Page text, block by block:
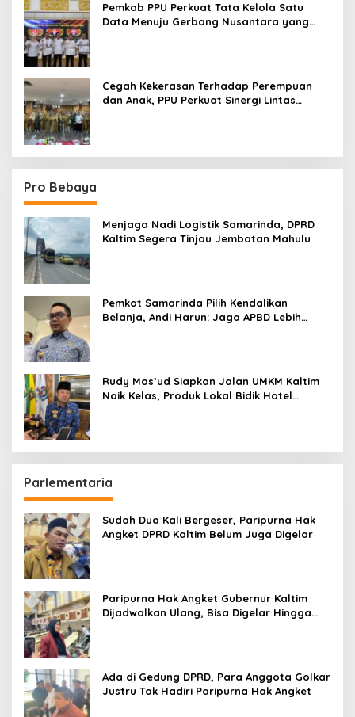
Pemkab PPU Perkuat Tata Kelola Satu
Data Menuju Gerbang Nusantara yang
Cegah Kekerasan Terhadap Perempuan
dan Anak, PPU Perkuat Sinergi Lintas
Pro Bebaya
Menjaga Nadi Logistik Samarinda, DPRD
Kaltim Segera Tinjau Jembatan Mahulu
Pemkot Samarinda Pilih Kendalikan
Belanja, Andi Harun: Jaga APBD Lebih
Rudy Mas’ud Siapkan Jalan UMKM Kaltim
Naik Kelas, Produk Lokal Bidik Hotel
Parlementaria
Sudah Dua Kali Bergeser, Paripurna Hak
Angket DPRD Kaltim Belum Juga Digelar
Paripurna Hak Angket Gubernur Kaltim
Dijadwalkan Ulang, Bisa Digelar Hingga
Ada di Gedung DPRD, Para Anggota Golkar
Justru Tak Hadiri Paripurna Hak Angket